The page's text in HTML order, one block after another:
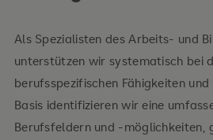
Als Spezialisten des Arbeits- und
unterstützen wir systematisch bei
berufsspezifischen Fähigkeiten
Basis identifizieren wir eine
Berufsfeldern und -möglichkeiten,